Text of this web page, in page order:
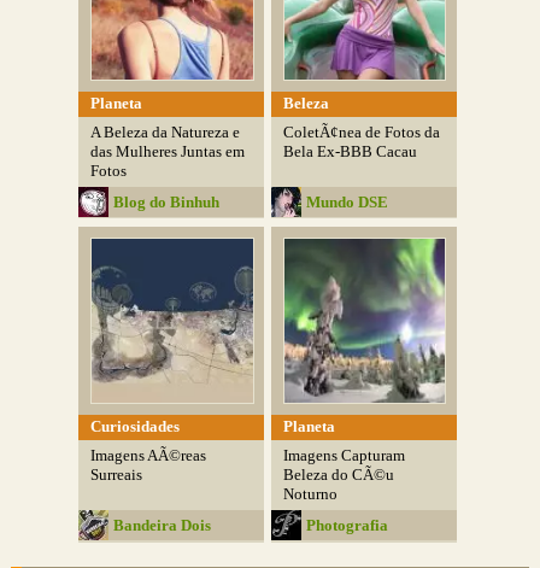
Planeta
A Beleza da Natureza e
das Mulheres Juntas em
Fotos
Blog do Binhuh
Beleza
ColetÃ¢nea de Fotos da
Bela Ex-BBB Cacau
Mundo DSE
Curiosidades
Imagens AÃ©reas
Surreais
Bandeira Dois
Planeta
Imagens Capturam
Beleza do CÃ©u
Noturno
Photografia